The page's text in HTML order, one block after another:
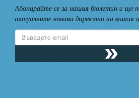
гласувам за Вида Георгиева
Абонирайте се за нашия бюлетин и ще
актуалните новини директно на вашия